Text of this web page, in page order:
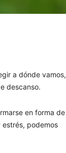
a dónde vamos,
descanso.
en forma de
estrés, podemos